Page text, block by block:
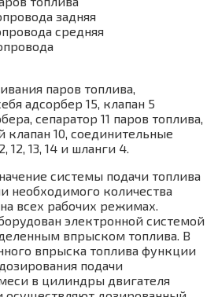
задняя
средняя
паров топлива,
адсорбер 15, клапан 5
сепаратор 11 паров топлива,
клапан 10, соединительные
12, 13, 14 и шланги 4.
системы подачи топлива
необходимого количества
всех рабочих режимах.
электронной системой
впрыском топлива. В
впрыска топлива функции
подачи
в цилиндры двигателя